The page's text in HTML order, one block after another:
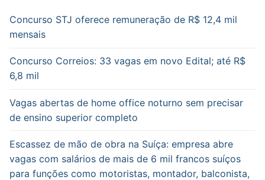
Concurso STJ oferece remuneração de R$ 12,4 mil
mensais
Concurso Correios: 33 vagas em novo Edital; até R$
6,8 mil
Vagas abertas de home office noturno sem precisar
de ensino superior completo
Escassez de mão de obra na Suíça: empresa abre
vagas com salários de mais de 6 mil francos suíços
para funções como motoristas, montador, balconista,